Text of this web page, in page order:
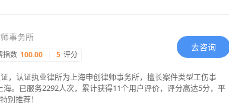
事务所
指数 100.00 5 评分
去咨询
，认证执业律所为上海申创律师事务所，擅长案件类型工伤事
。已服务2292人次，累计获得11个用户评价，评分高达5分，平
别推荐！